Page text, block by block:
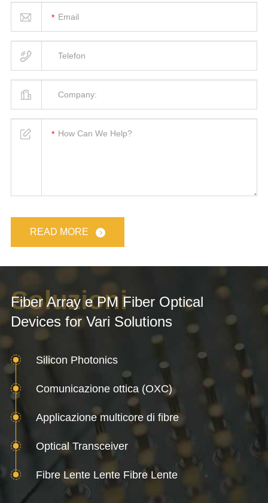
READ MORE
Fiber Array e PM Fiber Optical
Devices for Vari Solutions
Soluzioni
Silicon Photonics
Comunicazione ottica (OXC)
Applicazione multicore di fibre
Optical Transceiver
Fibre Lente Lente Fibre Lente